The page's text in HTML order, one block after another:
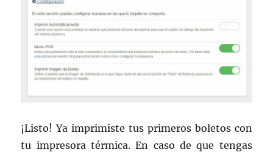
¡Listo! Ya imprimiste tus primeros boletos con
tu impresora térmica. En caso de que tengas